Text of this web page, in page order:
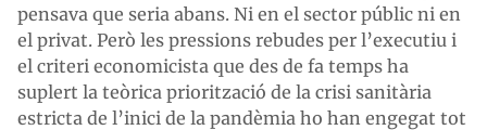
pensava que seria abans. Ni en el sector públic ni en
el privat. Però les pressions rebudes per l’executiu i
el criteri economicista que des de fa temps ha
suplert la teòrica priorització de la crisi sanitària
estricta de l’inici de la pandèmia ho han engegat tot